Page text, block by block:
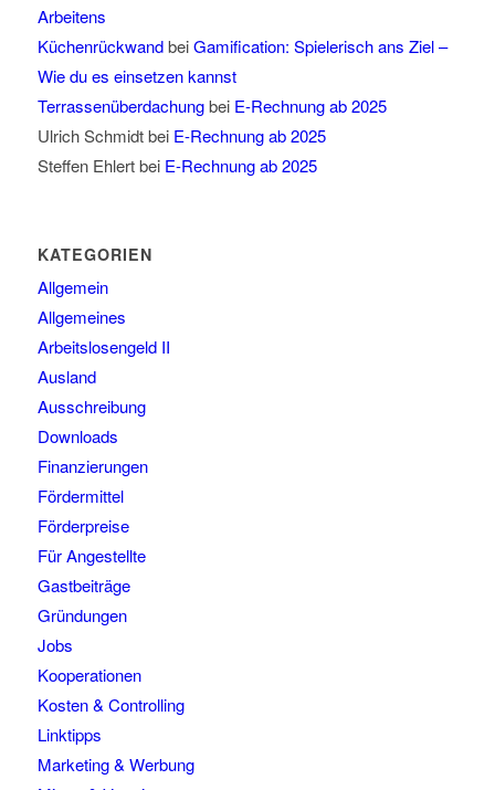
Arbeitens
KüchenrückwandbeiGamification: Spielerisch ans Ziel –
Wie du es einsetzen kannst
Terrassenüberdachungbei E-Rechnung ab 2025
Ulrich Schmidtbei E-Rechnung ab 2025
Steffen Ehlertbei E-Rechnung ab 2025
KATEGORIEN
Allgemein
Allgemeines
Arbeitslosengeld II
Ausland
Ausschreibung
Downloads
Finanzierungen
Fördermittel
Förderpreise
Für Angestellte
Gastbeiträge
Gründungen
Jobs
Kooperationen
Kosten & Controlling
Linktipps
Marketing & Werbung